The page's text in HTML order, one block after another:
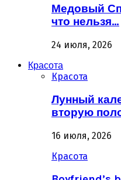
Медовый
что нельзя…
24 июля, 2026
Красота
Красота
Лунный
вторую
16 июля, 2026
Красота